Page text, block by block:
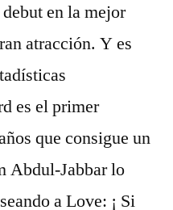
en la mejor
atracción. Y es
es el primer
que consigue un
Abdul-Jabbar lo
a Love: ¡ Si